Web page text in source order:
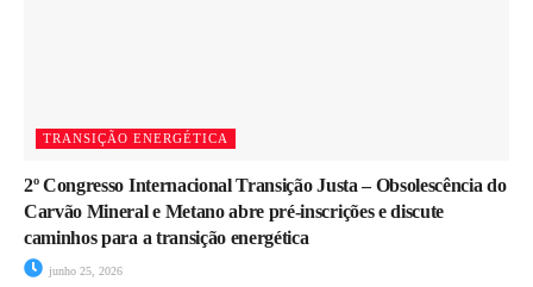
TRANSIÇÃO ENERGÉTICA
2º Congresso Internacional Transição Justa – Obsolescência do
Carvão Mineral e Metano abre pré-inscrições e discute
caminhos para a transição energética
junho 25, 2026